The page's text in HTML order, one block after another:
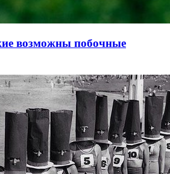
возможны побочные